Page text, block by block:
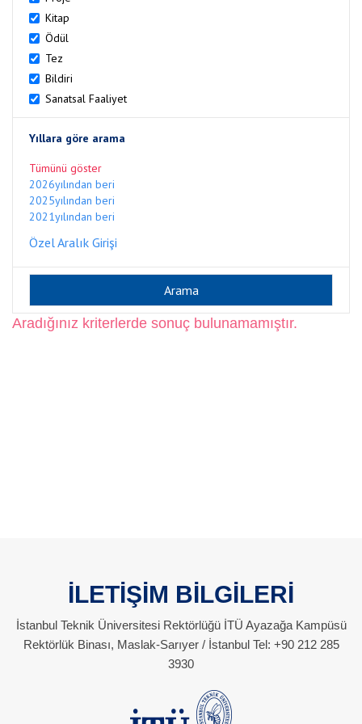
Kitap
Ödül
Tez
Bildiri
Sanatsal Faaliyet
Yıllara göre arama
Tümünü göster
2026yılından beri
2025yılından beri
2021yılından beri
Özel Aralık Girişi
Aradığınız kriterlerde sonuç bulunamamıştır.
İLETİŞİM BİLGİLERİ
İstanbul Teknik Üniversitesi Rektörlüğü İTÜ Ayazağa Kampüsü
Rektörlük Binası, Maslak-Sarıyer / İstanbul Tel: +90 212 285
3930